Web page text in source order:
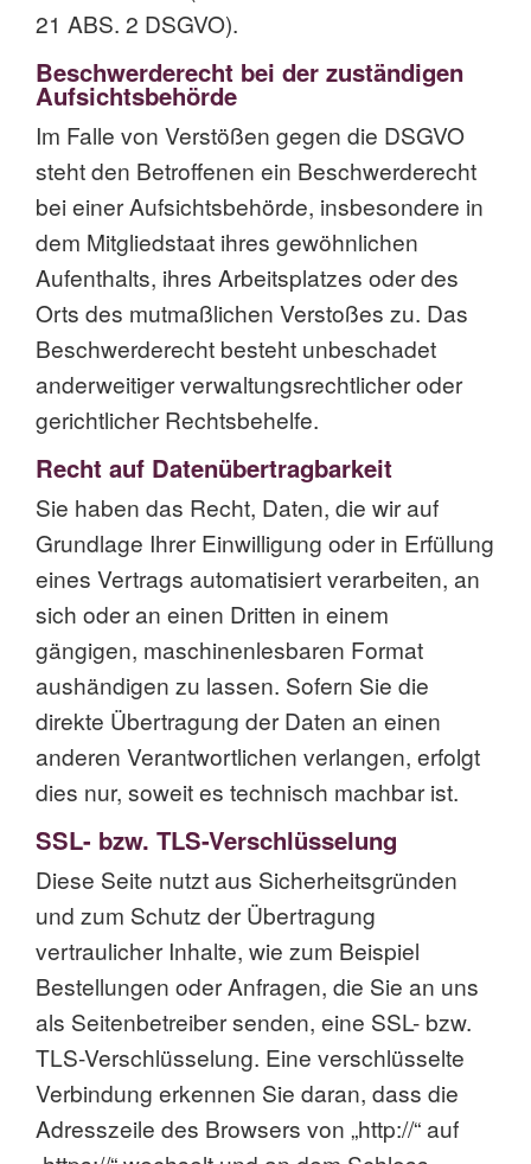
21 ABS. 2 DSGVO).
Beschwerde­recht bei der zuständigen
Aufsichts­behörde
Im Falle von Verstößen gegen die DSGVO
steht den Betroffenen ein Beschwerderecht
bei einer Aufsichtsbehörde, insbesondere in
dem Mitgliedstaat ihres gewöhnlichen
Aufenthalts, ihres Arbeitsplatzes oder des
Orts des mutmaßlichen Verstoßes zu. Das
Beschwerderecht besteht unbeschadet
anderweitiger verwaltungsrechtlicher oder
gerichtlicher Rechtsbehelfe.
Recht auf Daten­übertrag­barkeit
Sie haben das Recht, Daten, die wir auf
Grundlage Ihrer Einwilligung oder in Erfüllung
eines Vertrags automatisiert verarbeiten, an
sich oder an einen Dritten in einem
gängigen, maschinenlesbaren Format
aushändigen zu lassen. Sofern Sie die
direkte Übertragung der Daten an einen
anderen Verantwortlichen verlangen, erfolgt
dies nur, soweit es technisch machbar ist.
SSL- bzw. TLS-Verschlüsselung
Diese Seite nutzt aus Sicherheitsgründen
und zum Schutz der Übertragung
vertraulicher Inhalte, wie zum Beispiel
Bestellungen oder Anfragen, die Sie an uns
als Seitenbetreiber senden, eine SSL- bzw.
TLS-Verschlüsselung. Eine verschlüsselte
Verbindung erkennen Sie daran, dass die
Adresszeile des Browsers von „http://“ auf